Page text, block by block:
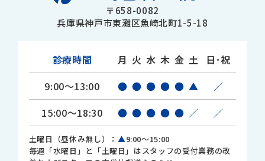
〒658-0082
兵庫県神戸市東灘区魚崎北町1-5-18
診療時間 月 火 水 木 金 土
日･祝
9:00～13:00
● ● ● ● ● ▲
／
15:00～18:30
● ● ● ● ● ／ ／
土曜日（昼休み無し）： ▲9:00～15:00
毎週「水曜日」と「土曜日」はスタッフの受付業務の改